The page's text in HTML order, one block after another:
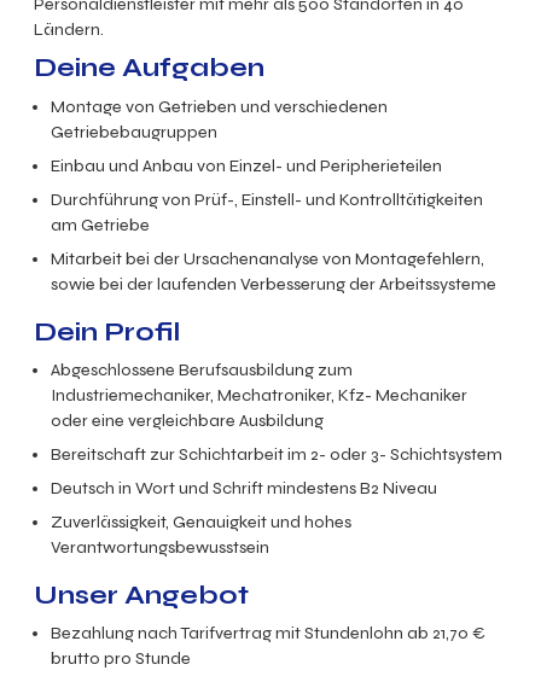
Personaldienstleister mit mehr als 500 Standorten in 40
Ländern.
Deine Aufgaben
Montage von Getrieben und verschiedenen
Getriebebaugruppen
Einbau und Anbau von Einzel- und Peripherieteilen
Durchführung von Prüf-, Einstell- und Kontrolltätigkeiten
am Getriebe
Mitarbeit bei der Ursachenanalyse von Montagefehlern,
sowie bei der laufenden Verbesserung der Arbeitssysteme
Dein Profil
Abgeschlossene Berufsausbildung zum
Industriemechaniker, Mechatroniker, Kfz- Mechaniker
oder eine vergleichbare Ausbildung
Bereitschaft zur Schichtarbeit im 2- oder 3- Schichtsystem
Deutsch in Wort und Schrift mindestens B2 Niveau
Zuverlässigkeit, Genauigkeit und hohes
Verantwortungsbewusstsein
Unser Angebot
Bezahlung nach Tarifvertrag mit Stundenlohn ab 21,70 €
brutto pro Stunde